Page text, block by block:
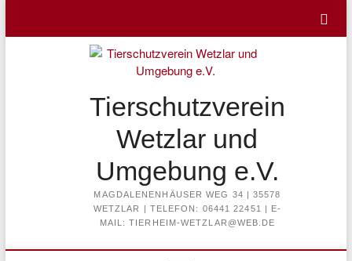
content
Tierschutzverein
Wetzlar und
Umgebung e.V.
MAGDALENENHÄUSER WEG 34 | 35578
WETZLAR | TELEFON: 06441 22451 | E-
MAIL: TIERHEIM-WETZLAR@WEB.DE